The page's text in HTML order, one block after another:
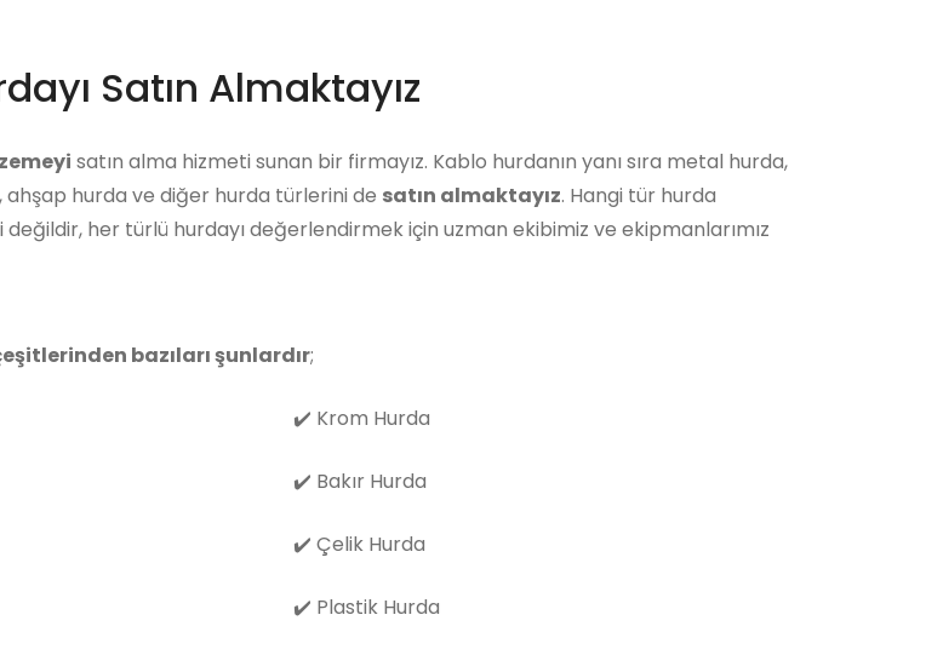
Satın Almaktayız
satın alma hizmeti sunan bir firmayız. Kablo hurdanın yanı sıra metal hurda,
hurda ve diğer hurda türlerini de satın almaktayız. Hangi tür hurda
her türlü hurdayı değerlendirmek için uzman ekibimiz ve ekipmanlarımız
bazıları şunlardır;
✔️ Krom Hurda
✔️ Bakır Hurda
✔️ Çelik Hurda
✔️ Plastik Hurda